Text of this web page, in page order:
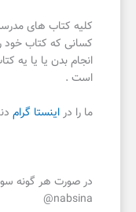
کلیه کتاب های
کسانی که کتاب خود
انجام بدن یا یا یه
است .
ما را دراینستا گرام
در صورت هر گونه
nabsina@